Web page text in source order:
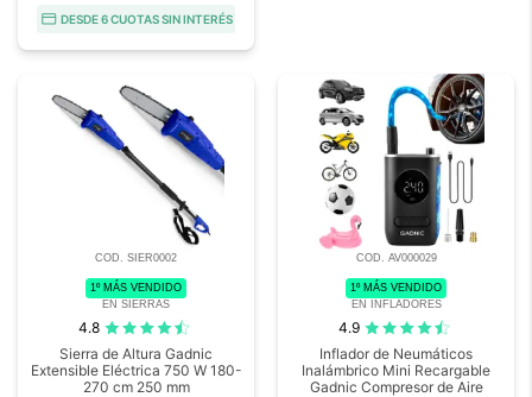
DESDE 6 CUOTAS SIN INTERÉS
COD. SIER0002
1º MÁS VENDIDO
EN SIERRAS
4.8
Sierra de Altura Gadnic
Extensible Eléctrica 750 W 180-
270 cm 250 mm
COD. AV000029
1º MÁS VENDIDO
EN INFLADORES
4.9
Inflador de Neumáticos
Inalámbrico Mini Recargable
Gadnic Compresor de Aire